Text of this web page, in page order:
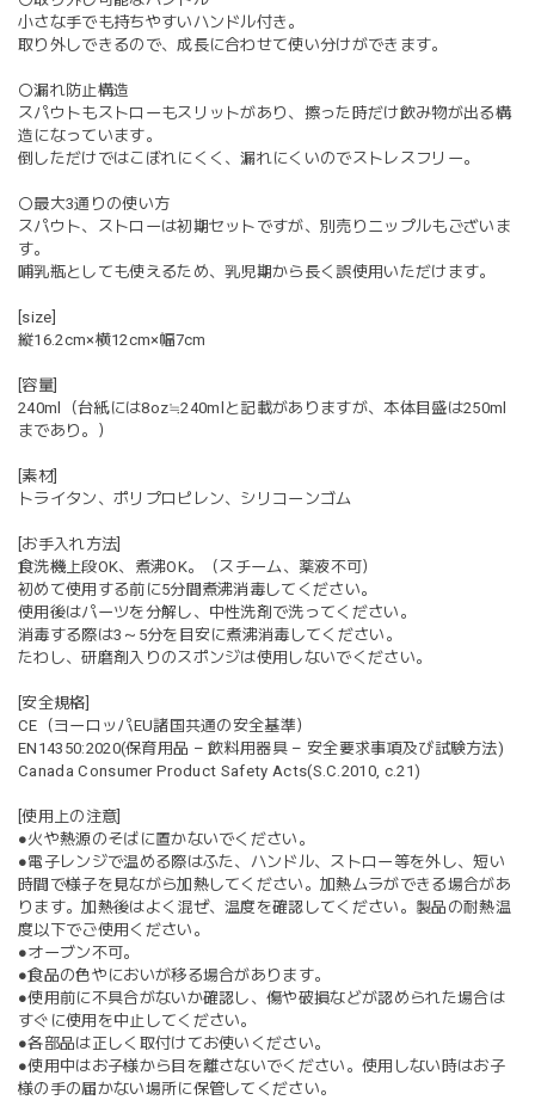
小さな手でも持ちやすいハンドル付き。
取り外しできるので、成長に合わせて使い分けができます。
〇漏れ防止構造
スパウトもストローもスリットがあり、擦った時だけ飲み物が出る構
造になっています。
倒しただけではこぼれにくく、漏れにくいのでストレスフリー。
〇最大3通りの使い方
スパウト、ストローは初期セットですが、別売りニップルもございま
す。
哺乳瓶としても使えるため、乳児期から長く誤使用いただけます。
[size]
縦16.2cm×横12cm×幅7cm
[容量]
240ml（台紙には8oz≒240mlと記載がありますが、本体目盛は250ml
まであり。）
[素材]
トライタン、ポリプロピレン、シリコーンゴム
[お手入れ方法]
食洗機上段OK、煮沸OK。（スチーム、薬液不可）
初めて使用する前に5分間煮沸消毒してください。
使用後はパーツを分解し、中性洗剤で洗ってください。
消毒する際は3～5分を目安に煮沸消毒してください。
たわし、研磨剤入りのスポンジは使用しないでください。
[安全規格]
CE（ヨーロッパEU諸国共通の安全基準）
EN14350:2020(保育用品 – 飲料用器具 – 安全要求事項及び試験方法)
Canada Consumer Product Safety Acts(S.C.2010, c.21)
[使用上の注意]
●火や熱源のそばに置かないでください。
●電子レンジで温める際はふた、ハンドル、ストロー等を外し、短い
時間で様子を見ながら加熱してください。加熱ムラができる場合があ
ります。加熱後はよく混ぜ、温度を確認してください。製品の耐熱温
度以下でご使用ください。
●オーブン不可。
●食品の色やにおいが移る場合があります。
●使用前に不具合がないか確認し、傷や破損などが認められた場合は
すぐに使用を中止してください。
●各部品は正しく取付けてお使いください。
●使用中はお子様から目を離さないでください。使用しない時はお子
様の手の届かない場所に保管してください。